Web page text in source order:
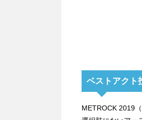
ベストアクト
METROCK 2019